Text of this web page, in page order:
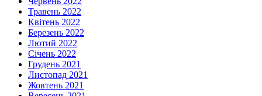
Травень 2022
Квітень 2022
Березень 2022
Лютий 2022
Січень 2022
Грудень 2021
Листопад 2021
Жовтень 2021